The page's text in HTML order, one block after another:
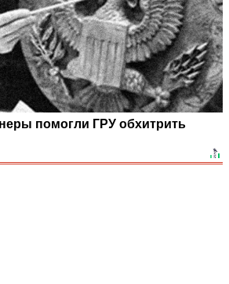
помогли ГРУ обхитрить